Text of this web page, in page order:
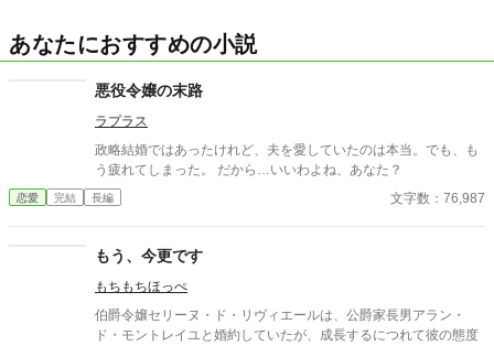
あなたにおすすめの小説
悪役令嬢の末路
ラプラス
政略結婚ではあったけれど、夫を愛していたのは本当。でも、も
う疲れてしまった。 だから…いいわよね、あなた？
恋愛 完結 長編 文字数：76,987
もう、今更です
もちもちほっぺ
伯爵令嬢セリーヌ・ド・リヴィエールは、公爵家長男アラン・
ド・モントレイユと婚約していたが、成長するにつれて彼の態度